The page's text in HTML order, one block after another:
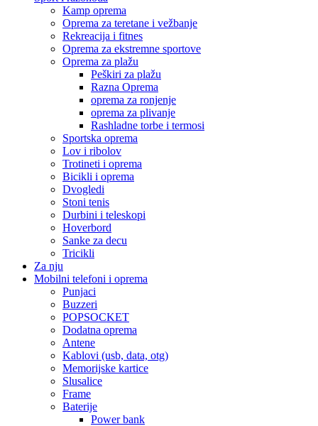
Kamp oprema
Oprema za teretane i vežbanje
Rekreacija i fitnes
Oprema za ekstremne sportove
Oprema za plažu
Peškiri za plažu
Razna Oprema
oprema za ronjenje
oprema za plivanje
Rashladne torbe i termosi
Sportska oprema
Lov i ribolov
Trotineti i oprema
Bicikli i oprema
Dvogledi
Stoni tenis
Durbini i teleskopi
Hoverbord
Sanke za decu
Tricikli
Za nju
Mobilni telefoni i oprema
Punjaci
Buzzeri
POPSOCKET
Dodatna oprema
Antene
Kablovi (usb, data, otg)
Memorijske kartice
Slusalice
Frame
Baterije
Power bank